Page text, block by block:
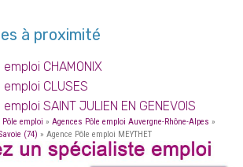
à proximité
CHAMONIX
CLUSES
SAINT JULIEN EN GENEVOIS
emploi » Agences Pôle emploi Auvergne-Rhône-Alpes »
(74) » Agence Pôle emploi MEYTHET